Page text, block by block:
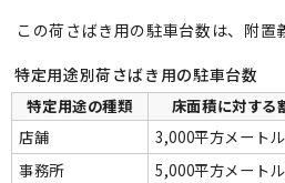
この荷さばき用の駐車台数は、附置
特定用途別荷さばき用の駐車台数
特定用途の種類
床面積に対する
店舗
3,000平方メート
事務所
5,000平方メート